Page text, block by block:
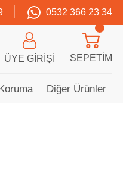
0532 366 23 34
ÜYE GIRIŞI SEPETIM
Diğer Ürünler